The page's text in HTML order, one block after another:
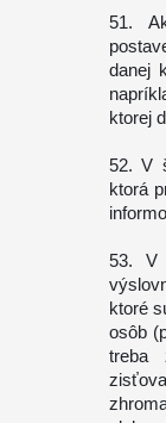
51.
danej
ktorej
52. V
ktorá
53. V
ktoré
osôb
treba